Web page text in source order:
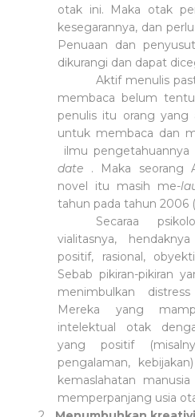
otak ini. Maka otak
kesegarannya, dan
Penuaan dan
dikurangi dan dapat
Aktif menulis
membaca belum
penulis itu orang yang
untuk membaca dan
ilmu
date . Maka seorang
novel itu masih me-
tahun pada tahun 2006
Secaraa
vialitasnya,
positif, rasional,
Sebab pikiran-pikiran
menimbulkan
Mereka yang
intelektual otak
yang positif
pengalaman,
kemaslahatan
memperpanjang usia